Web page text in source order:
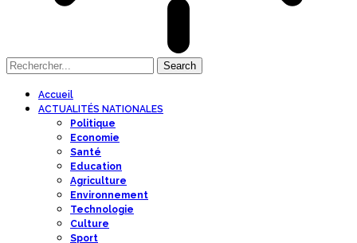
Accueil
ACTUALITÉS NATIONALES
Politique
Economie
Santé
Education
Agriculture
Environnement
Technologie
Culture
Sport